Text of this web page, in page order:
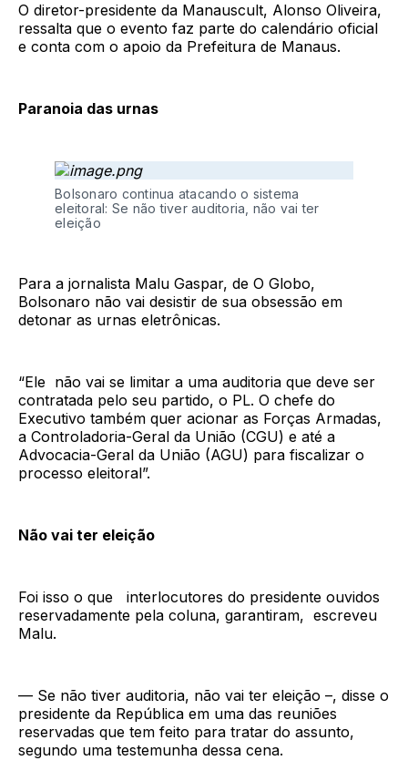
O diretor-presidente da Manauscult, Alonso Oliveira,
ressalta que o evento faz parte do calendário oficial
e conta com o apoio da Prefeitura de Manaus.
Paranoia das urnas
Bolsonaro continua atacando o sistema
eleitoral: Se não tiver auditoria, não vai ter
eleição
Para a jornalista Malu Gaspar, de O Globo,
Bolsonaro não vai desistir de sua obsessão em
detonar as urnas eletrônicas.
“Ele não vai se limitar a uma auditoria que deve ser
contratada pelo seu partido, o PL. O chefe do
Executivo também quer acionar as Forças Armadas,
a Controladoria-Geral da União (CGU) e até a
Advocacia-Geral da União (AGU) para fiscalizar o
processo eleitoral”.
Não vai ter eleição
Foi isso o que interlocutores do presidente ouvidos
reservadamente pela coluna, garantiram, escreveu
Malu.
— Se não tiver auditoria, não vai ter eleição –, disse o
presidente da República em uma das reuniões
reservadas que tem feito para tratar do assunto,
segundo uma testemunha dessa cena.